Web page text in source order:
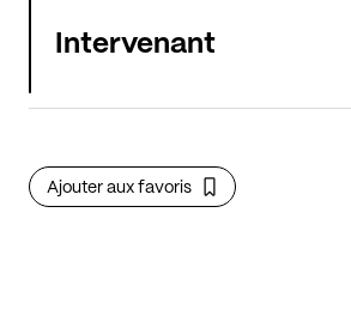
Intervenant
Ajouter aux favoris